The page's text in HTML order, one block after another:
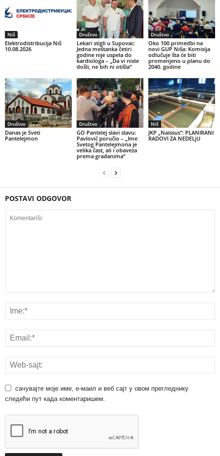
Niš
Elektrodistribucija Niš
10.08.2026
Društvo
Lekari stigli u Supovac:
Jedna meštanka četiri
godine nije uspela do
kardiologa – „Da vi niste
došli, ne bih ni otišla“
Društvo
Oko 100 primedbi na
novi GUP Niša: Komisija
odlučuje šta će biti
promenjeno u planu do
2040. godine
Društvo
Danas je Sveti
Pantelejmon
Društvo
GO Pantelej slavi slavu:
Pavlović poručio – „Ime
Svetog Pantelejmona je
velika čast, ali i obaveza
prema građanima“
Niš
JKP „Naissus“: PLANIRANI
RADOVI ZA NEDELjU
POSTAVI ODGOVOR
сачувајте моје име, е-маил и веб сајт у овом прегледнику
следећи пут када коментаришем.